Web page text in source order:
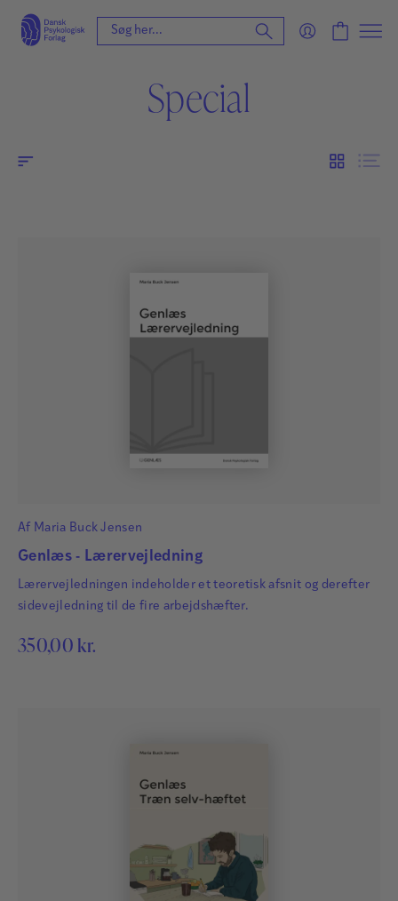
Special
Af Maria Buck Jensen
Genlæs - Lærervejledning
Lærervejledningen indeholder et teoretisk afsnit og derefter
sidevejledning til de fire arbejdshæfter.
350,00 kr.